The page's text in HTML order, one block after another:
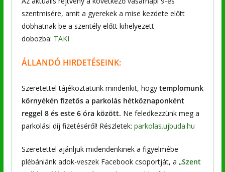
szentmisére, amit a gyerekek a mise kezdete előtt
dobhatnak be a szentély előtt kihelyezett
dobozba: TAKI
ÁLLANDÓ HIRDETÉSEINK:
Szeretettel tájékoztatunk mindenkit, hogy templomunk
környékén fizetős a parkolás hétköznaponként
reggel 8 és este 6 óra között. Ne feledkezzünk meg a
parkolási díj fizetéséről! Részletek: parkolas.ujbuda.hu
Szeretettel ajánljuk midendenkinek a figyelmébe
plébániánk adok-veszek Facebook csoportját, a „Szent